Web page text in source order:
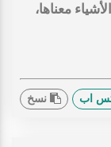
معناها،
اب نسخ